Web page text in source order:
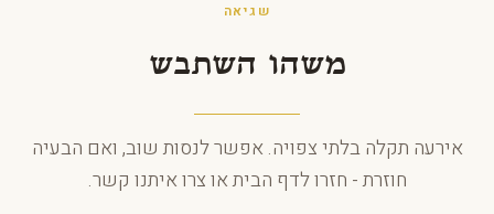
שגיאה
משהו השתבש
אירעה תקלה בלתי צפויה. אפשר לנסות שוב, ואם הבעיה
חוזרת - חזרו לדף הבית או צרו איתנו קשר.